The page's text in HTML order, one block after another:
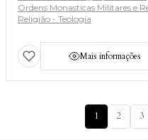
Ordens Monasticas Militares e
Religião - Teologia
Mais informações
1 2 3